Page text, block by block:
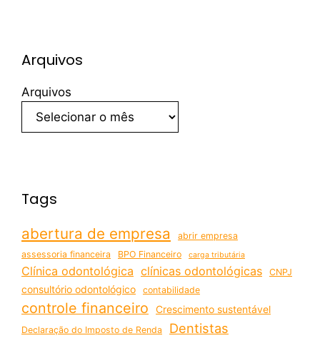
Arquivos
Arquivos
Tags
abertura de empresa
abrir empresa
assessoria financeira
BPO Financeiro carga tributária
Clínica odontológica clínicas odontológicas CNPJ
consultório odontológico contabilidade
controle financeiro Crescimento sustentável
Declaração do Imposto de Renda Dentistas